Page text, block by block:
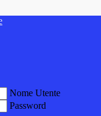
Nome Utente
Password